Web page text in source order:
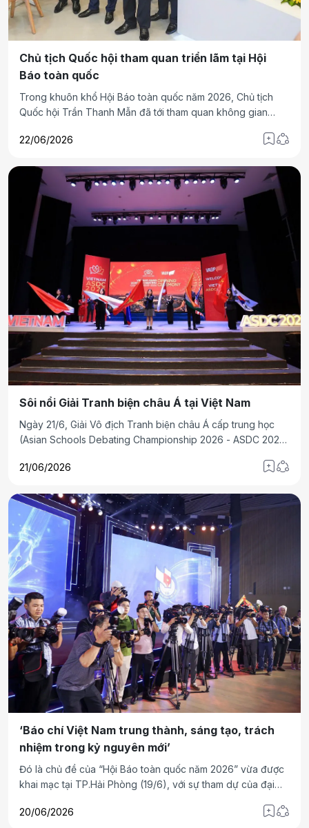
Chủ tịch Quốc hội tham quan triển lãm tại Hội
Báo toàn quốc
Trong khuôn khổ Hội Báo toàn quốc năm 2026, Chủ tịch
Quốc hội Trần Thanh Mẫn đã tới tham quan không gian
sáng”.
22/06/2026
Sôi nổi Giải Tranh biện châu Á tại Việt Nam
Ngày 21/6, Giải Vô địch Tranh biện châu Á cấp trung học
(Asian Schools Debating Championship 2026 - ASDC 2026)
21/06/2026
‘Báo chí Việt Nam trung thành, sáng tạo, trách
nhiệm trong kỷ nguyên mới’
Đó là chủ đề của “Hội Báo toàn quốc năm 2026” vừa được
khai mạc tại TP.Hải Phòng (19/6), với sự tham dự của đại
Tổ quốc. Đây là sự kiện đầu tiên trong chuỗi hoạt động
20/06/2026